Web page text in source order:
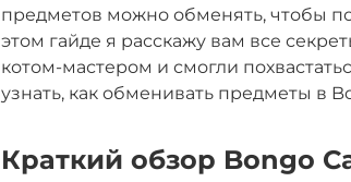
предметов можно обменять, чтобы
этом гайде я расскажу вам все
котом-мастером и смогли
узнать, как обменивать предметы в
Краткий обзор Bongo